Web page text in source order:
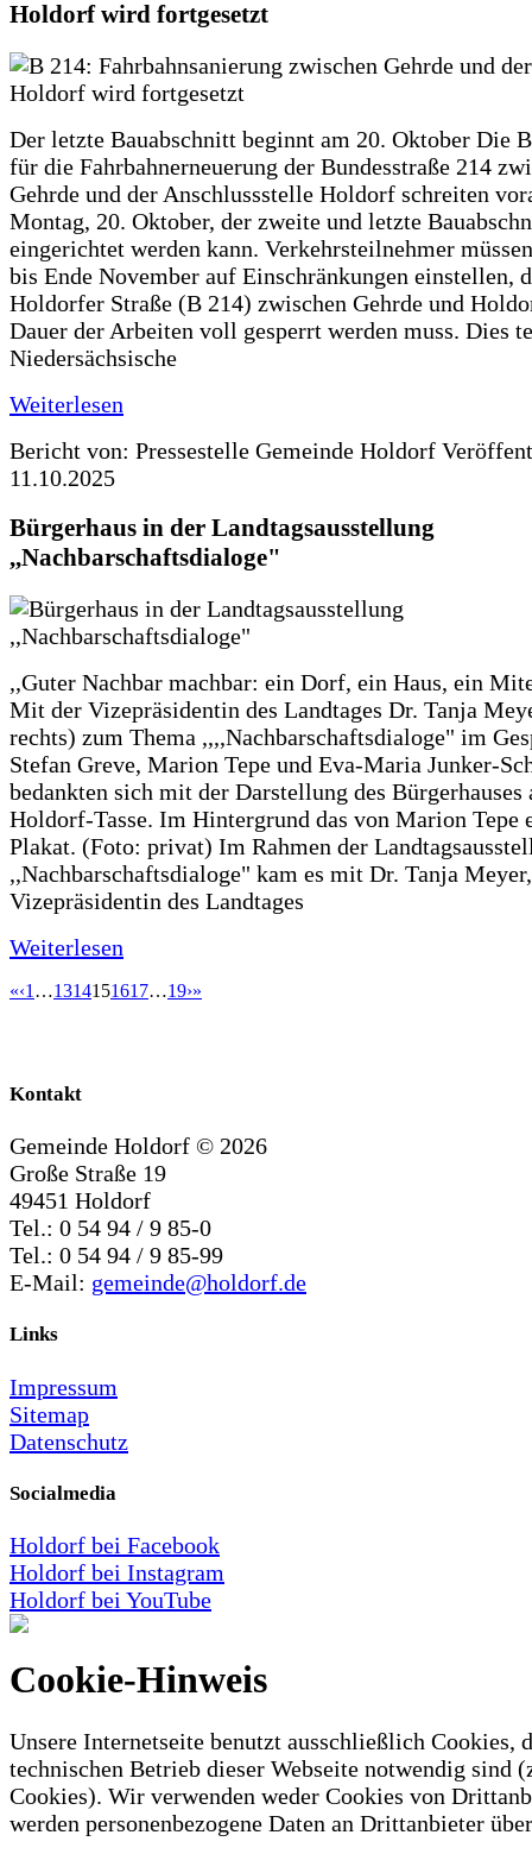
Holdorf wird fortgesetzt
Der letzte Bauabschnitt beginnt am 20. Oktober Die
für die Fahrbahnerneuerung der Bundesstraße 214
Gehrde und der Anschlussstelle Holdorf schreiten
Montag, 20. Oktober, der zweite und letzte
eingerichtet werden kann. Verkehrsteilnehmer
bis Ende November auf Einschränkungen einstellen,
Holdorfer Straße (B 214) zwischen Gehrde und
Dauer der Arbeiten voll gesperrt werden muss. Dies
Niedersächsische
Weiterlesen
Bericht von: Pressestelle Gemeinde Holdorf
11.10.2025
Bürgerhaus in der Landtagsausstellung
,,Nachbarschaftsdialoge"
,,Guter Nachbar machbar: ein Dorf, ein Haus, ein
Mit der Vizepräsidentin des Landtages Dr. Tanja
rechts) zum Thema ,,,,Nachbarschaftsdialoge" im
Stefan Greve, Marion Tepe und Eva-Maria Junker-
bedankten sich mit der Darstellung des Bürgerhauses
Holdorf-Tasse. Im Hintergrund das von Marion Tepe
Plakat. (Foto: privat) Im Rahmen der
,,Nachbarschaftsdialoge" kam es mit Dr. Tanja Meyer,
Vizepräsidentin des Landtages
Weiterlesen
«‹1 …1314151617…19›»
Kontakt
Gemeinde Holdorf © 2026
Große Straße 19
49451 Holdorf
Tel.: 0 54 94 / 9 85-0
Tel.: 0 54 94 / 9 85-99
E-Mail: gemeinde@holdorf.de
Links
Impressum
Sitemap
Datenschutz
Socialmedia
Holdorf bei Facebook
Holdorf bei Instagram
Holdorf bei YouTube
Cookie-Hinweis
Unsere Internetseite benutzt ausschließlich Cookies,
technischen Betrieb dieser Webseite notwendig sind
Cookies). Wir verwenden weder Cookies von
werden personenbezogene Daten an Drittanbieter